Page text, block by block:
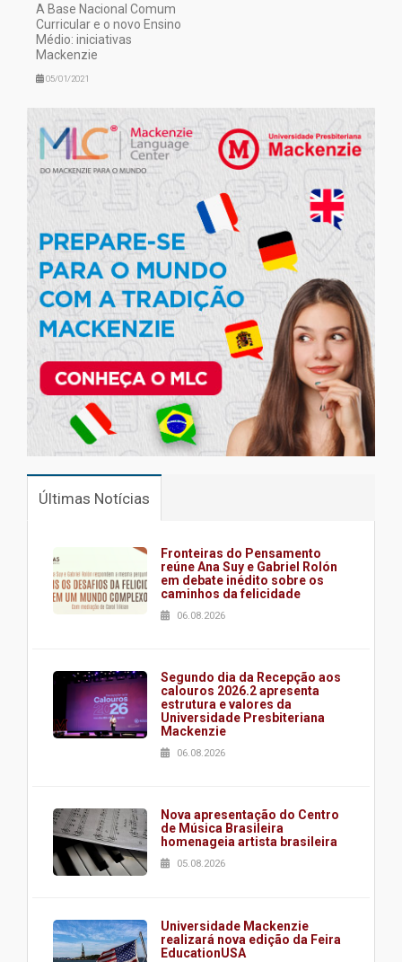
A Base Nacional Comum
Curricular e o novo Ensino
Médio: iniciativas
Mackenzie
05/01/2021
Últimas Notícias
Fronteiras do Pensamento
reúne Ana Suy e Gabriel Rolón
em debate inédito sobre os
caminhos da felicidade
06.08.2026
Segundo dia da Recepção aos
calouros 2026.2 apresenta
estrutura e valores da
Universidade Presbiteriana
Mackenzie
06.08.2026
Nova apresentação do Centro
de Música Brasileira
homenageia artista brasileira
05.08.2026
Universidade Mackenzie
realizará nova edição da Feira
EducationUSA